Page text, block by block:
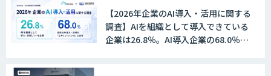
ファ）受注AIエージェント』
【2026年企業のAI導入・活用に関する
調査】AIを組織として導入できている
企業は26.8％。AI導入企業の68.0％